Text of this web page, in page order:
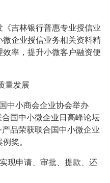
吉林银行普惠专业授信业
企业授信业务相关资料精
率，提升小微客户融资便
量发展
中小商会企业协会举办
合国中小微企业日高峰论坛
产品荣获联合国中小微企业
奖。
现申请、审批、提款、还